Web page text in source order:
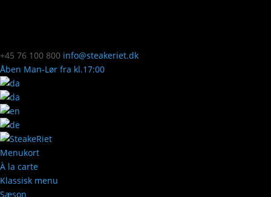
+45 76 100 800 info@steakeriet.dk
Åben Man-Lør fra kl.17:00
Menukort
À la carte
Klassisk menu
Sæson